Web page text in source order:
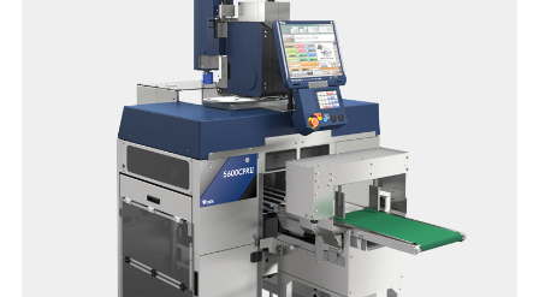
• Largeur d'impression 56 mm à 200 dpi
• Sans bordures avec massicot automatique
• Fonction de diagnostic à distance
• Capacités de traçabilité, sécurité et mise en réseau